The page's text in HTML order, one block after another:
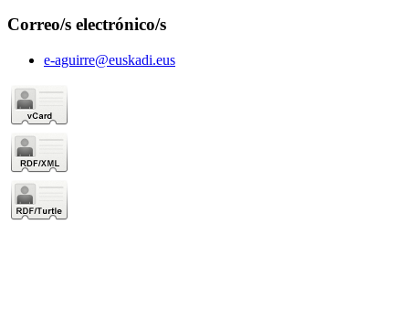
Correo/s electrónico/s
e-aguirre@euskadi.eus